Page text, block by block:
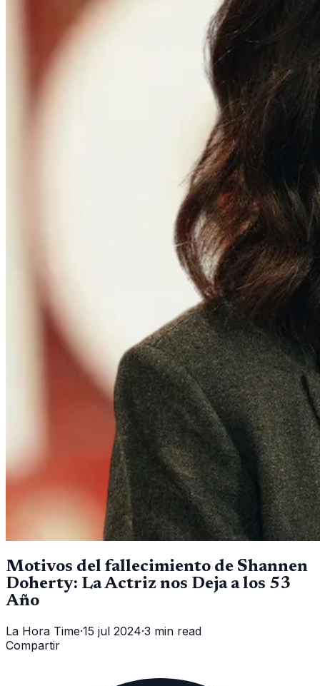
Motivos del fallecimiento de Shannen
Doherty: La Actriz nos Deja a los 53
Año
La Hora Time·15 jul 2024·3 min read
Compartir